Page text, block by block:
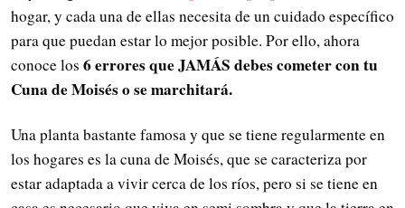
hogar, y cada una de ellas necesita de un cuidado específico
para que puedan estar lo mejor posible. Por ello, ahora
conoce los 6 errores que JAMÁS debes cometer con tu
Cuna de Moisés o se marchitará.
Una planta bastante famosa y que se tiene regularmente en
los hogares es la cuna de Moisés, que se caracteriza por
estar adaptada a vivir cerca de los ríos, pero si se tiene en